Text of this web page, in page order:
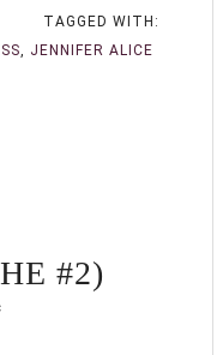
TAGGED WITH:
JENNIFER ALICE
#2)